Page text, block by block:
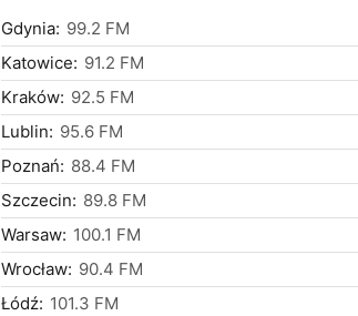
Gdynia: 99.2 FM
Katowice: 91.2 FM
Kraków: 92.5 FM
Lublin: 95.6 FM
Poznań: 88.4 FM
Szczecin: 89.8 FM
Warsaw: 100.1 FM
Wrocław: 90.4 FM
Łódź: 101.3 FM